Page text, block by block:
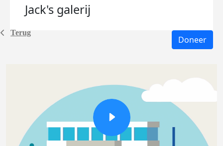
Terug
Jack's galerij
Doneer